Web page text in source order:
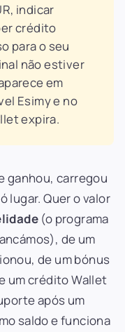
indicar
crédito
para o seu
não estiver
em
Esimy e no
expira.
ganhou, carregou
lugar. Quer o valor
(o programa
de um
de um bónus
um crédito Wallet
após um
saldo e funciona